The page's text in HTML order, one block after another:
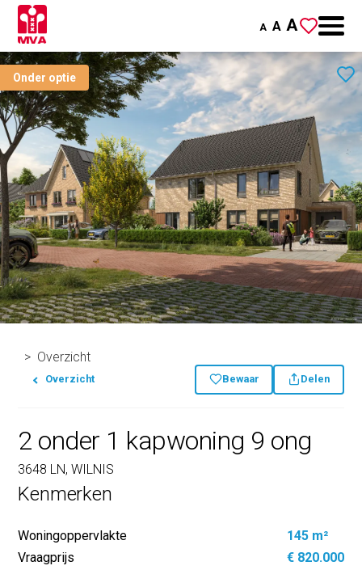
A A A
Onder optie
Overzicht
Overzicht Bewaar Delen
2 onder 1 kapwoning 9 ong
3648 LN, WILNIS
Kenmerken
Woningoppervlakte
145 m²
Vraagprijs
€ 820.000